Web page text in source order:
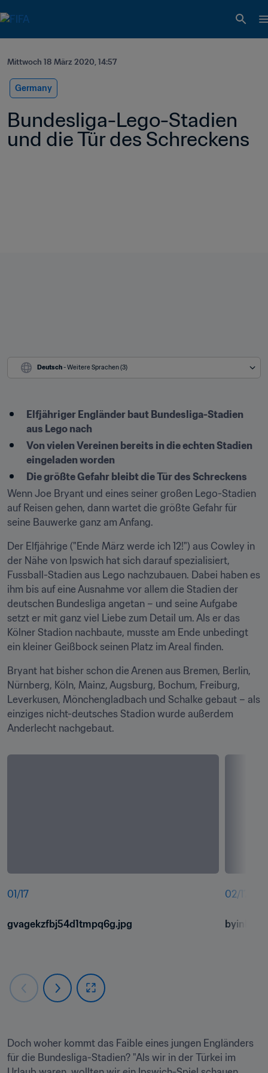
Mittwoch 18 März 2020, 14:57
Germany
Bundesliga-Lego-Stadien
und die Tür des Schreckens
Deutsch - Weitere Sprachen (3)
Elfjähriger Engländer baut Bundesliga-Stadien
aus Lego nach
Von vielen Vereinen bereits in die echten Stadien
eingeladen worden
Die größte Gefahr bleibt die Tür des Schreckens
Wenn Joe Bryant und eines seiner großen Lego-Stadien
auf Reisen gehen, dann wartet die größte Gefahr für
seine Bauwerke ganz am Anfang.
Der Elfjährige ("Ende März werde ich 12!") aus Cowley in
der Nähe von Ipswich hat sich darauf spezialisiert,
Fussball-Stadien aus Lego nachzubauen. Dabei haben es
ihm bis auf eine Ausnahme vor allem die Stadien der
deutschen Bundesliga angetan – und seine Aufgabe
setzt er mit ganz viel Liebe zum Detail um. Als er das
Kölner Stadion nachbaute, musste am Ende unbedingt
ein kleiner Geißbock seinen Platz im Areal finden.
Bryant hat bisher schon die Arenen aus Bremen, Berlin,
Nürnberg, Köln, Mainz, Augsburg, Bochum, Freiburg,
Leverkusen, Mönchengladbach und Schalke gebaut – als
einziges nicht-deutsches Stadion wurde außerdem
Anderlecht nachgebaut.
01 /17
gvagekzfbj54d1tmpq6g.jpg
02/17
Doch woher kommt das Faible eines jungen Engländers
für die Bundesliga-Stadien? "Als wir in der Türkei im